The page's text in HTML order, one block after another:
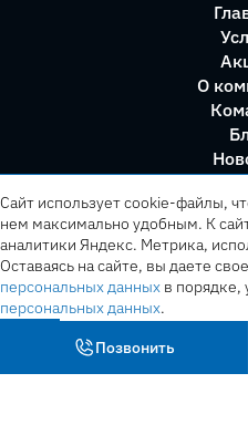
О
Позвонить
Сайт использует cookie-файлы,
нем максимально удобным. К
аналитики Яндекс. Метрика,
Оставаясь на сайте, вы даете свое
персональных данных в порядке,
персональных данных.